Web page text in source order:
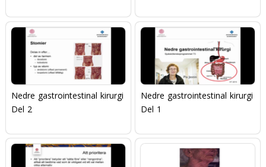
Nedre gastrointestinal kirurgi
Del 2
Nedre gastrointestinal kirurgi
Del 1